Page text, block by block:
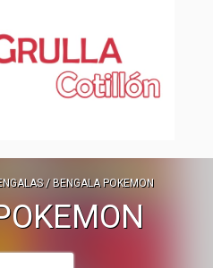
/ BENGALA POKEMON